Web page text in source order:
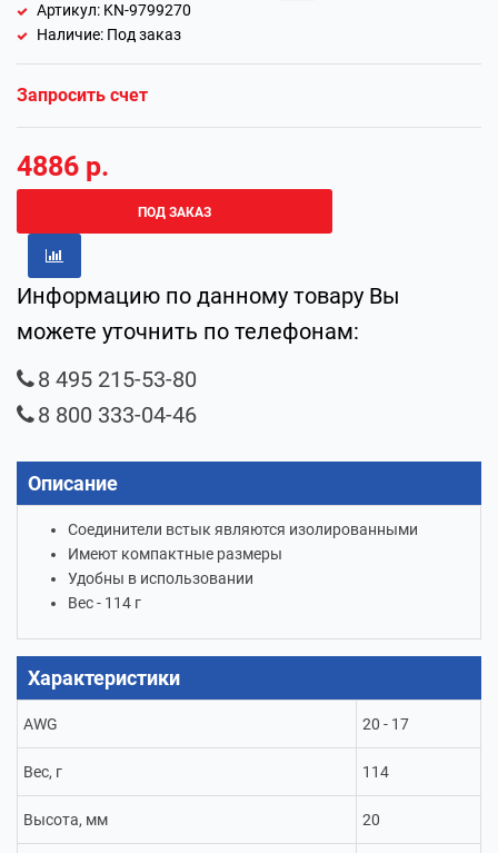
Артикул: KN-9799270
Наличие: Под заказ
Запросить счет
4886 р.
ПОД ЗАКАЗ
Информацию по данному товару Вы
можете уточнить по телефонам:
8 495 215-53-80
8 800 333-04-46
Описание
Соединители встык являются изолированными
Имеют компактные размеры
Удобны в использовании
Вес - 114 г
Характеристики
AWG 20 - 17
Вес, г 114
Высота, мм 20